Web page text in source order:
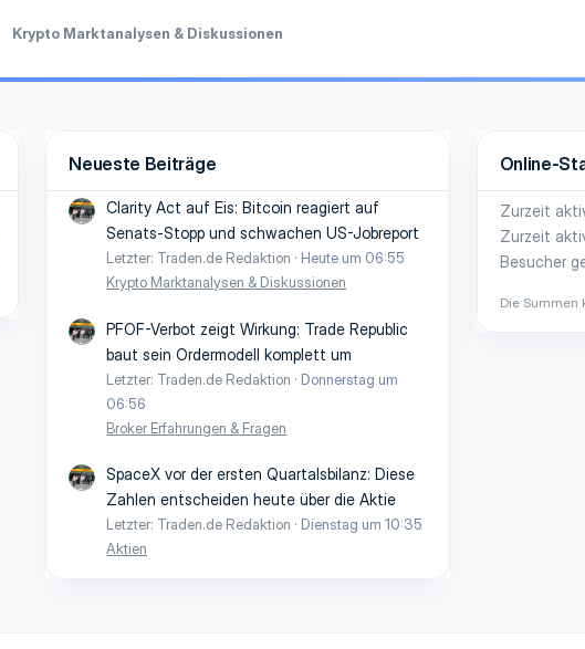
Krypto Marktanalysen & Diskussionen
Neueste Beiträge
Clarity Act auf Eis: Bitcoin reagiert auf
Senats-Stopp und schwachen US-Jobreport
Letzter: Traden.de Redaktion
Heute um 06:55
Krypto Marktanalysen & Diskussionen
PFOF-Verbot zeigt Wirkung: Trade Republic
baut sein Ordermodell komplett um
Letzter: Traden.de Redaktion
Donnerstag um
06:56
Broker Erfahrungen & Fragen
SpaceX vor der ersten Quartalsbilanz: Diese
Zahlen entscheiden heute über die Aktie
Letzter: Traden.de Redaktion
Dienstag um 10:35
Aktien
Online-
Zurzeit
Zurzeit
Besucher
Die Summen